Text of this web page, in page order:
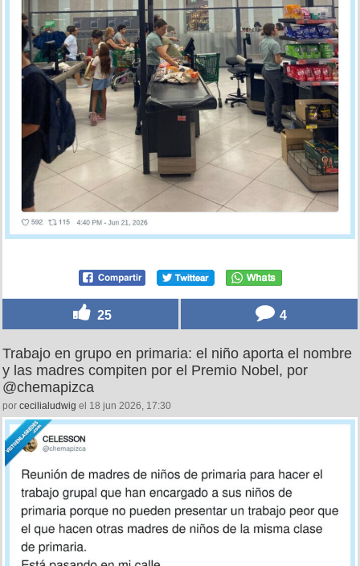
25 4
Trabajo en grupo en primaria: el niño aporta el nombre
y las madres compiten por el Premio Nobel, por
@chemapizca
por cecilialudwig el 18 jun 2026, 17:30